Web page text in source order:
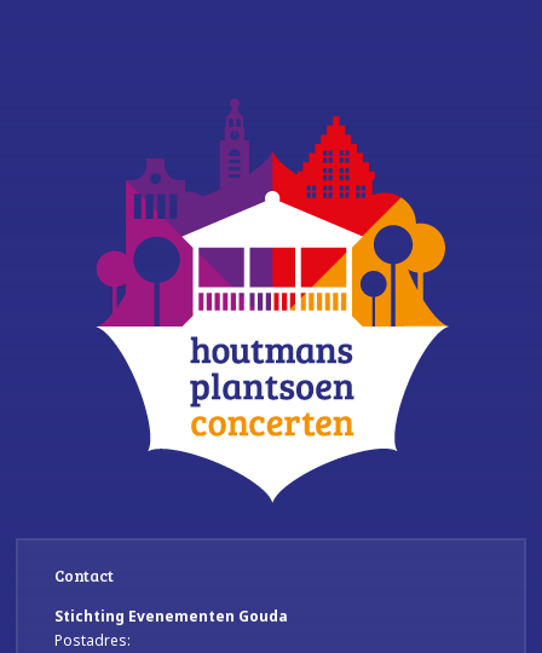
Contact
Stichting Evenementen Gouda
Postadres: